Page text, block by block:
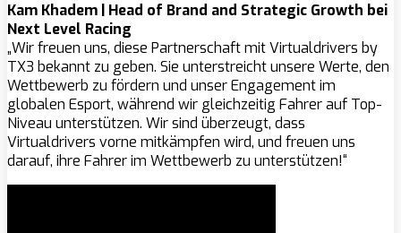
Kam Khadem | Head of Brand and Strategic Growth bei
Next Level Racing
„Wir freuen uns, diese Partnerschaft mit Virtualdrivers by
TX3 bekannt zu geben. Sie unterstreicht unsere Werte, den
Wettbewerb zu fördern und unser Engagement im
globalen Esport, während wir gleichzeitig Fahrer auf Top-
Niveau unterstützen. Wir sind überzeugt, dass
Virtualdrivers vorne mitkämpfen wird, und freuen uns
darauf, ihre Fahrer im Wettbewerb zu unterstützen!“